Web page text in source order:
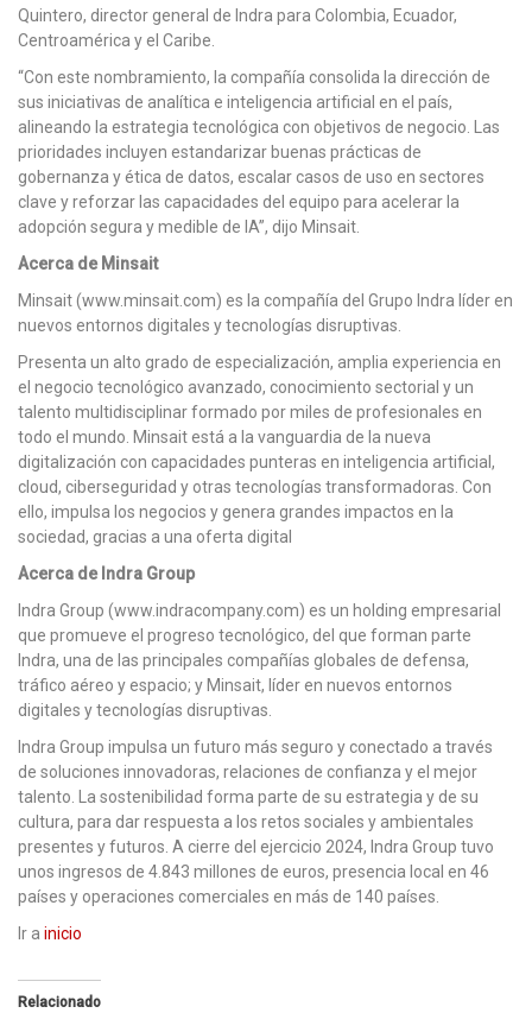
Quintero, director general de Indra para Colombia, Ecuador,
Centroamérica y el Caribe.
“Con este nombramiento, la compañía consolida la dirección de
sus iniciativas de analítica e inteligencia artificial en el país,
alineando la estrategia tecnológica con objetivos de negocio. Las
prioridades incluyen estandarizar buenas prácticas de
gobernanza y ética de datos, escalar casos de uso en sectores
clave y reforzar las capacidades del equipo para acelerar la
adopción segura y medible de IA”, dijo Minsait.
Acerca de Minsait
Minsait (www.minsait.com) es la compañía del Grupo Indra líder en
nuevos entornos digitales y tecnologías disruptivas.
Presenta un alto grado de especialización, amplia experiencia en
el negocio tecnológico avanzado, conocimiento sectorial y un
talento multidisciplinar formado por miles de profesionales en
todo el mundo. Minsait está a la vanguardia de la nueva
digitalización con capacidades punteras en inteligencia artificial,
cloud, ciberseguridad y otras tecnologías transformadoras. Con
ello, impulsa los negocios y genera grandes impactos en la
sociedad, gracias a una oferta digital
Acerca de Indra Group
Indra Group (www.indracompany.com) es un holding empresarial
que promueve el progreso tecnológico, del que forman parte
Indra, una de las principales compañías globales de defensa,
tráfico aéreo y espacio; y Minsait, líder en nuevos entornos
digitales y tecnologías disruptivas.
Indra Group impulsa un futuro más seguro y conectado a través
de soluciones innovadoras, relaciones de confianza y el mejor
talento. La sostenibilidad forma parte de su estrategia y de su
cultura, para dar respuesta a los retos sociales y ambientales
presentes y futuros. A cierre del ejercicio 2024, Indra Group tuvo
unos ingresos de 4.843 millones de euros, presencia local en 46
países y operaciones comerciales en más de 140 países.
Ir a inicio
Relacionado